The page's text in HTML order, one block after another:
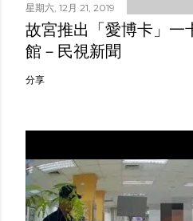
星期六, 12月 21, 2019
故宮推出「愛博卡」一
館－民視新聞
分享